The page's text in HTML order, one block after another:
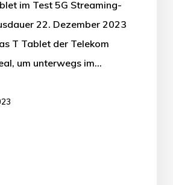
im Test 5G Streaming-
22. Dezember 2023
T Tablet der Telekom
um unterwegs im…